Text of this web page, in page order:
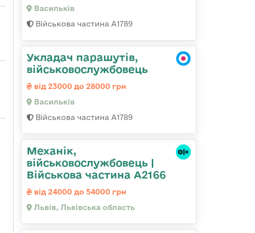
Васильків
Військова частина А1789
Укладач парашутів,
військовослужбовець
від 23000 до 28000 грн
Васильків
Військова частина А1789
Механік,
військовослужбовець |
Військова частина А2166
від 24000 до 54000 грн
Львів, Львівська область